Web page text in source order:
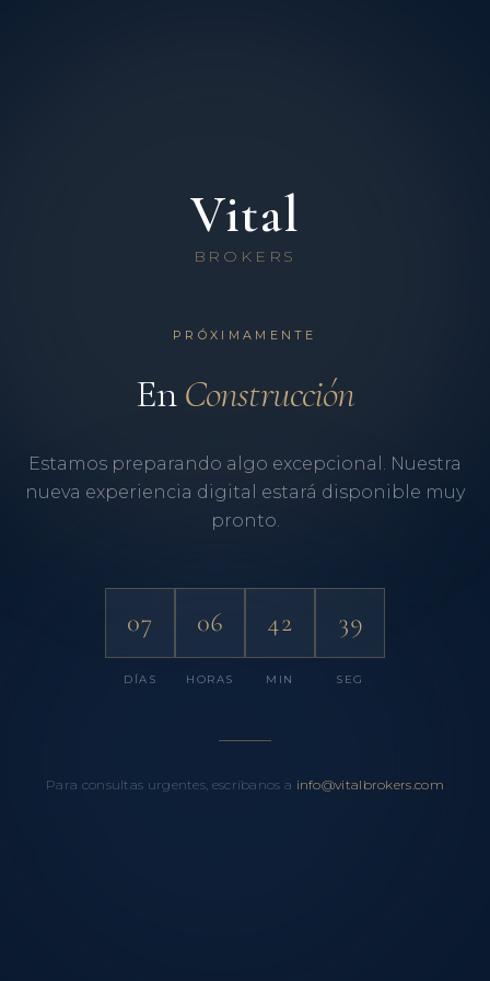
Vital
BROKERS
PRÓXIMAMENTE
EnConstrucción
Estamos preparando algo excepcional. Nuestra
nueva experiencia digital estará disponible muy
pronto.
07
DÍAS
06
HORAS
42
MIN
39
SEG
Para consultas urgentes, escríbanos a info@vitalbrokers.com